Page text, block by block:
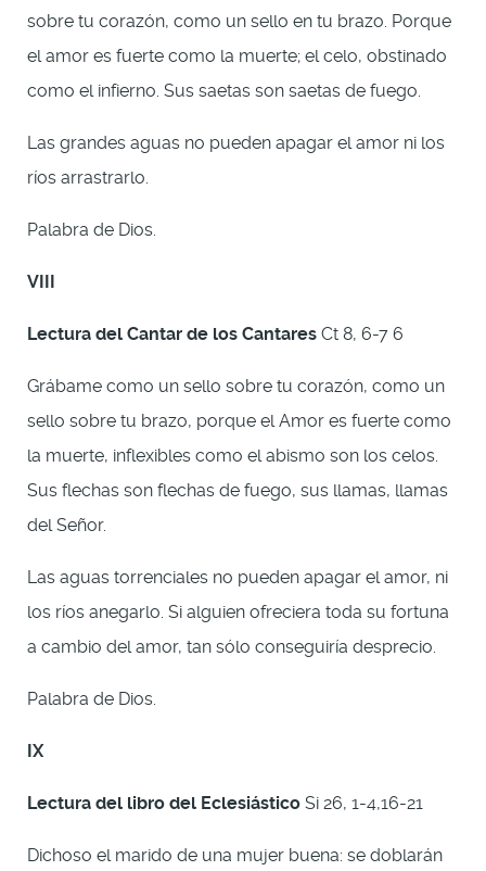
sobre tu corazón, como un sello en tu brazo. Porque
el amor es fuerte como la muerte; el celo, obstinado
como el infierno. Sus saetas son saetas de fuego.
Las grandes aguas no pueden apagar el amor ni los
ríos arrastrarlo.
Palabra de Dios.
VIII
Lectura del Cantar de los Cantares Ct 8, 6-7 6
Grábame como un sello sobre tu corazón, como un
sello sobre tu brazo, porque el Amor es fuerte como
la muerte, inflexibles como el abismo son los celos.
Sus flechas son flechas de fuego, sus llamas, llamas
del Señor.
Las aguas torrenciales no pueden apagar el amor, ni
los ríos anegarlo. Si alguien ofreciera toda su fortuna
a cambio del amor, tan sólo conseguiría desprecio.
Palabra de Dios.
IX
Lectura del libro del Eclesiástico Si 26, 1-4,16-21
Dichoso el marido de una mujer buena: se doblarán